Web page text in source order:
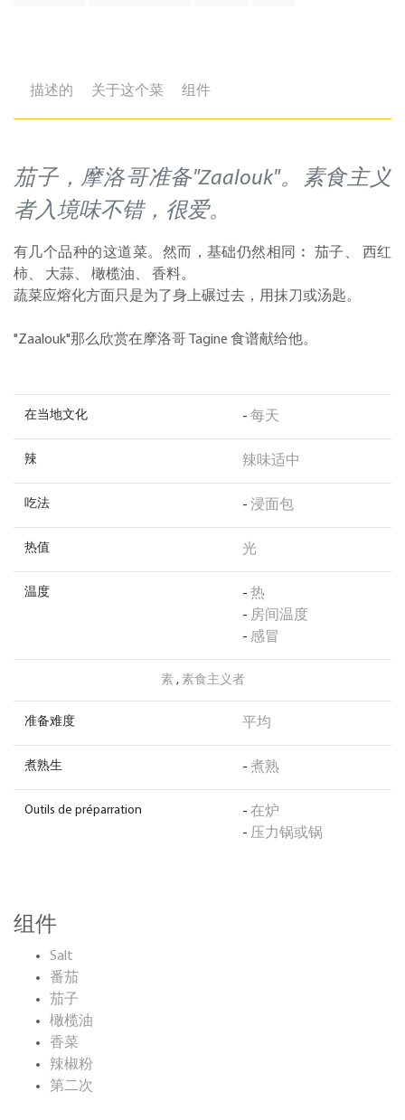
描述的 关于这个菜 组件
茄子，摩洛哥准备"Zaalouk"。素食主义
者入境味不错，很爱。
有几个品种的这道菜。然而，基础仍然相同︰ 茄子、 西红
柿、 大蒜、 橄榄油、 香料。
蔬菜应熔化方面只是为了身上碾过去，用抹刀或汤匙。
"Zaalouk"那么欣赏在摩洛哥 Tagine 食谱献给他。
在当地文化 - 每天
辣 辣味适中
吃法 - 浸面包
热值 光
温度 - 热
- 房间温度
- 感冒
素, 素食主义者
准备难度 平均
煮熟生 - 煮熟
Outils de préparration - 在炉
- 压力锅或锅
组件
Salt
番茄
茄子
橄榄油
香菜
辣椒粉
第二次